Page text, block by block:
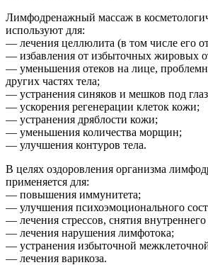
Лимфодренажный массаж в
используют для:
— лечения целлюлита (в том числе его
— избавления от избыточных жировых
— уменьшения отеков на лице,
других частях тела;
— устранения синяков и мешков под
— ускорения регенерации клеток кожи;
— устранения дряблости кожи;
— уменьшения количества морщин;
— улучшения контуров тела.
В целях оздоровления организма
применяется для:
— повышения иммунитета;
— улучшения психоэмоционального
— лечения стрессов, снятия
— лечения нарушения лимфотока;
— устранения избыточной
— лечения варикоза.